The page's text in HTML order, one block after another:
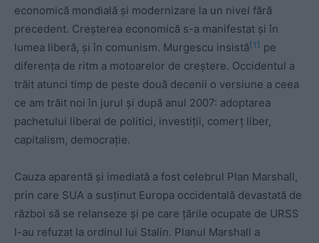
economică mondială și modernizare la un nivel fără
precedent. Creșterea economică s-a manifestat și în
lumea liberă, și în comunism. Murgescu insistă[1] pe
diferența de ritm a motoarelor de creștere. Occidentul a
trăit atunci timp de peste două decenii o versiune a ceea
ce am trăit noi în jurul și după anul 2007: adoptarea
pachetului liberal de politici, investiții, comerț liber,
capitalism, democrație.
Cauza aparentă și imediată a fost celebrul Plan Marshall,
prin care SUA a susținut Europa occidentală devastată de
război să se relanseze și pe care țările ocupate de URSS
l-au refuzat la ordinul lui Stalin. Planul Marshall a